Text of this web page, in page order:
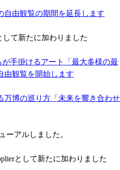
自由観覧の期間を延長します
して新たに加わりました
手掛けるアート「最大多様の最
観覧を開始します
万博の巡り方「未来を響き合わせ
ーアルしました。
として新たに加わりました